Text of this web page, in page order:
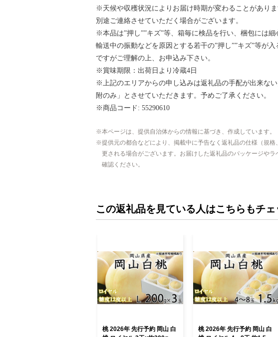
※天候や収穫状況によりお届け時期が変わることがあり
別途ご連絡させていただく場合がございます。
※本品は”押し””キズ”等、箱毎に検品を行い、梱包には細
輸送中の振動などを原因とする若干の”押し””キズ”等が
ですがご理解の上、お申込み下さい。
※賞味期限：出荷日より冷蔵4日
※上記のエリアからの申し込みは返礼品の手配が出来な
附のみ」とさせていただきます。予めご了承ください。
※商品コード: 55290610
本ページは、提供自治体からの情報に基づき、作成しています。
提供元の都合などにより、掲載中に予告なく返礼品の仕様（規
更される場合がございます。お届けした返礼品のパッケージや
確認ください。
この返礼品を見ている人はこちらもチェ
桃 2026年 先行予約 岡山 白
桃 2026年 先行予約 岡山 白